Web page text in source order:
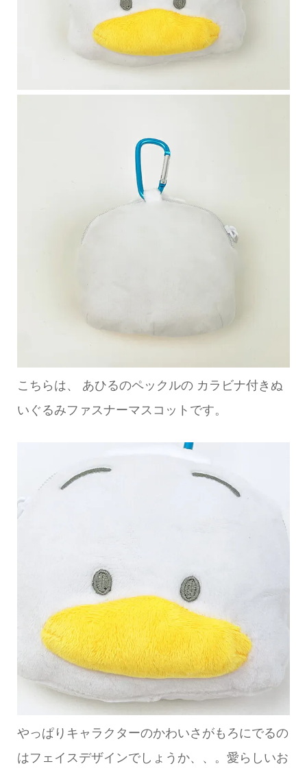
こちらは、 あひるのペックルの カラビナ付きぬ
いぐるみファスナーマスコットです。
やっぱりキャラクターのかわいさがもろにでるの
はフェイスデザインでしょうか、、。愛らしいお